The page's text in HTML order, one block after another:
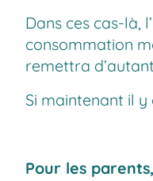
Dans ces cas-là,
consommation
remettra
Si maintenant il y
Pour les